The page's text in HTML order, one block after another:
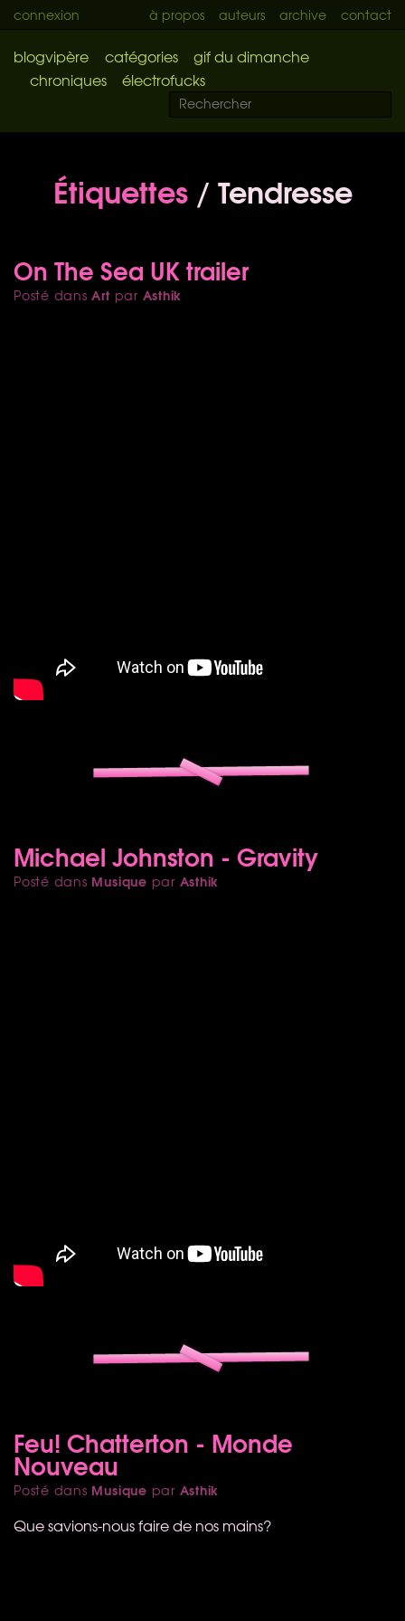
connexion à propos auteurs archive contact
blogvipère catégories
gif du dimanche
chroniques
électrofucks
Étiquettes/ Tendresse
On The Sea UK trailer
Posté dansArt par Asthik
Michael Johnston - Gravity
Posté dans Musique par Asthik
Feu! Chatterton - Monde
Nouveau
Posté dans Musique par Asthik
Que savions-nous faire de nos mains?